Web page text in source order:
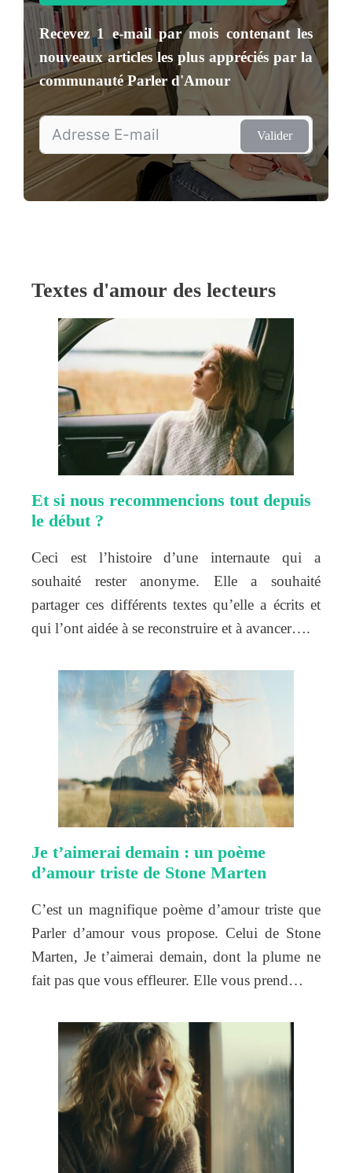
Recevez1 e-mail par mois contenant les
nouveaux articles les plus appréciés par la
communautéParler d'Amour
Valider
Textes d'amour des lecteurs
Et si nous recommencions tout depuis
le début ?
Ceci est l’histoire d’une internaute qui a
souhaité rester anonyme. Elle a souhaité
partager ces différents textes qu’elle a écrits et
qui l’ont aidée à se reconstruire et à avancer….
Je t’aimerai demain : un poème
d’amour triste de Stone Marten
C’est un magnifique poème d’amour triste que
Parler d’amour vous propose. Celui de Stone
Marten, Je t’aimerai demain, dont la plume ne
fait pas que vous effleurer. Elle vous prend…